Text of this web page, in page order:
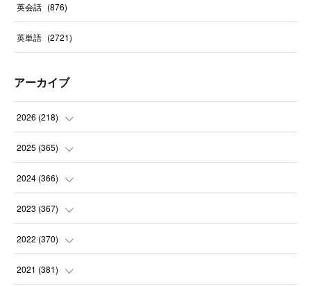
英会話 (876)
英単語 (2721)
アーカイブ
2026 (218)
(7)
(31
(30
(31
2025 (365)
(31
(30
(31
(30
2024 (366)
(32
(30
(31
2023 (367)
(31
(31
2022 (370)
(31
2021 (381)